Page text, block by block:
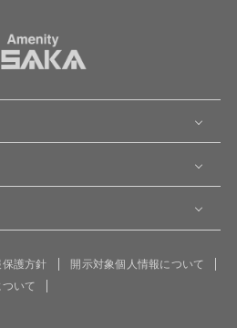
護方針
開示対象個人情報について
いて